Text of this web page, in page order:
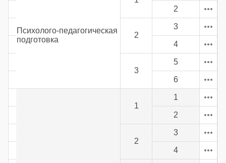
Психолого-педагогическая
подготовка
2
2
3
4
3
5
6
1
1
2
2
3
4